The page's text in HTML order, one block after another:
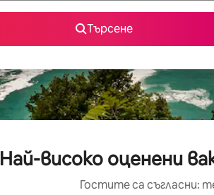
Търсене
Най-високо оценени
Гостите са съгласни: